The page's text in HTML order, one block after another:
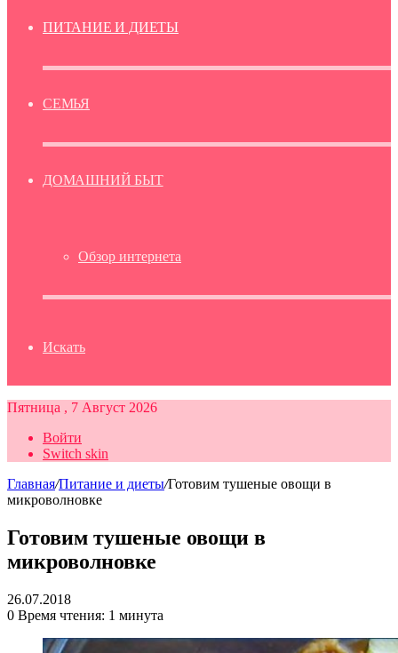
ПИТАНИЕ И ДИЕТЫ
СЕМЬЯ
ДОМАШНИЙ БЫТ
Обзор интернета
Искать
Пятница , 7 Август 2026
Войти
Switch skin
Главная/Питание и диеты/Готовим тушеные овощи в
микроволновке
Готовим тушеные овощи в
микроволновке
26.07.2018
0 Время чтения: 1 минута